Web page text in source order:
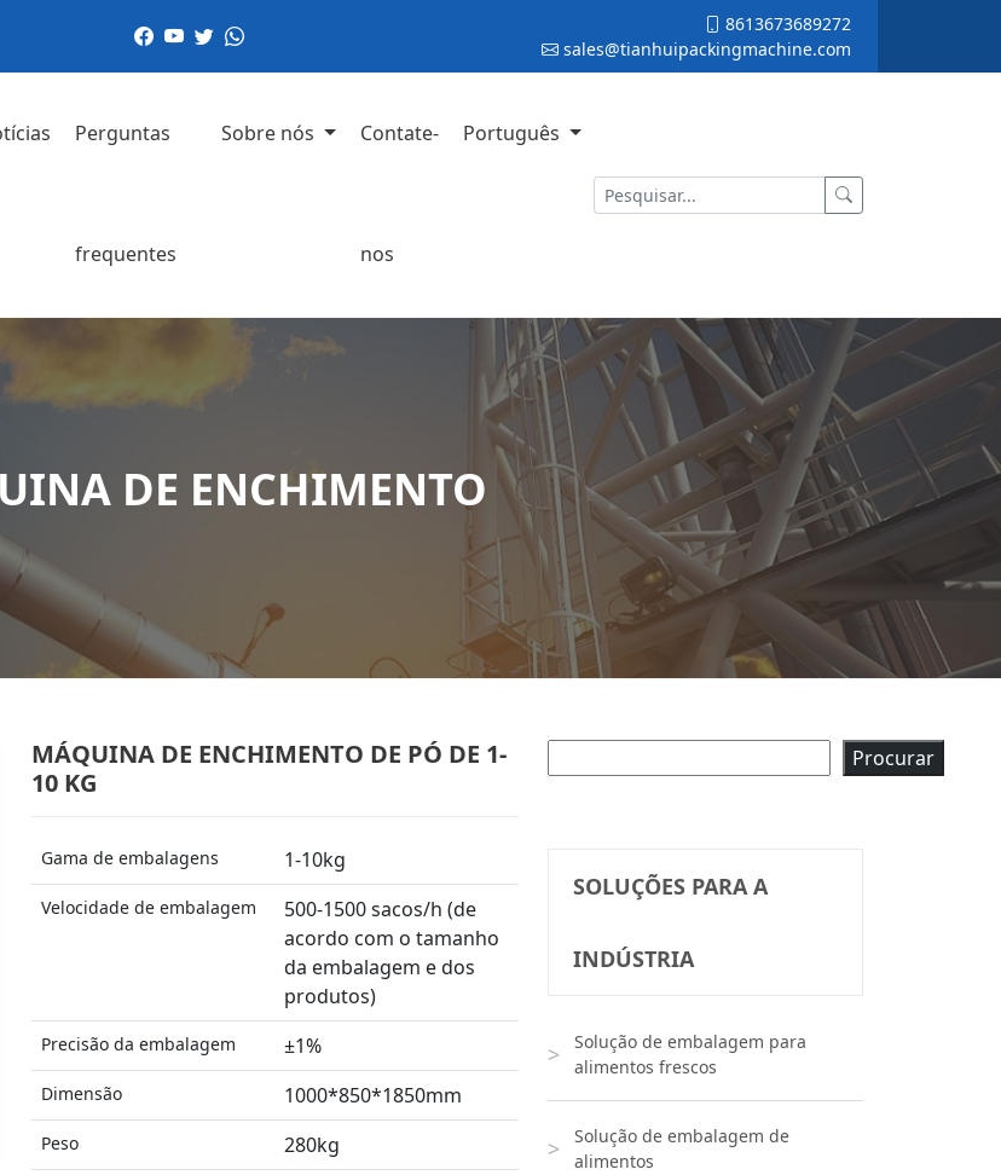
8613673689272
sales@tianhuipackingmachine.com
Perguntas
frequentes
Sobre nós Contate-
nos
Português
DE ENCHIMENTO
MÁQUINA DE ENCHIMENTO DE PÓ DE 1-
10 KG
Gama de embalagens 1-10kg
Velocidade de embalagem
500-1500 sacos/h (de
acordo com o tamanho
da embalagem e dos
produtos)
Precisão da embalagem ±1%
Dimensão 1000*850*1850mm
Peso 280kg
Procurar
SOLUÇÕES PARA A
INDÚSTRIA
Solução de embalagem para
alimentos frescos
Solução de embalagem de
alimentos